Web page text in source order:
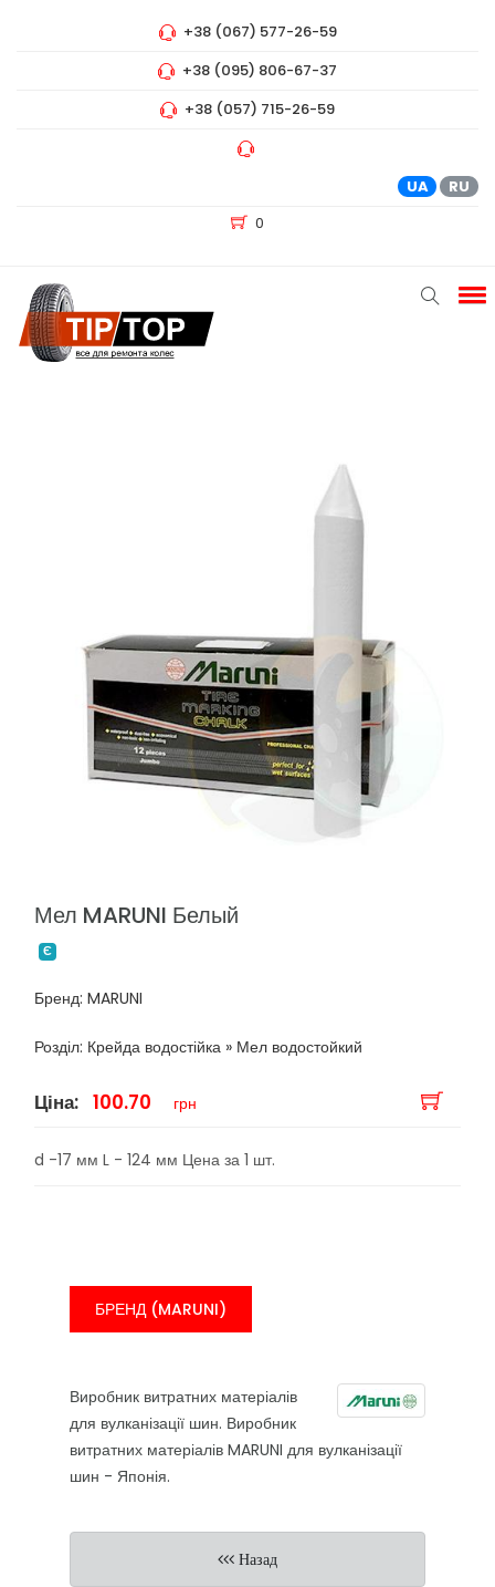
+38 (067) 577-26-59
+38 (095) 806-67-37
+38 (057) 715-26-59
UA
RU
0
Мел MARUNI Белый
Є
Бренд: MARUNI
Розділ: Крейда водостійка » Мел водостойкий
Ціна: 100.70 грн
d -17 мм L - 124 мм Цена за 1 шт.
БРЕНД (MARUNI)
Виробник витратних матеріалів
для вулканізації шин. Виробник
витратних матеріалів MARUNI для вулканізації
шин - Японія.
Назад